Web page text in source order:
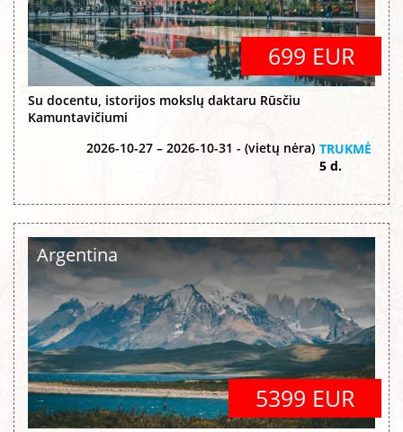
699 EUR
Su docentu, istorijos mokslų daktaru Rūsčiu
Kamuntavičiumi
2026-10-27 – 2026-10-31 - (vietų nėra) TRUKMĖ
5 d.
Argentina
5399 EUR